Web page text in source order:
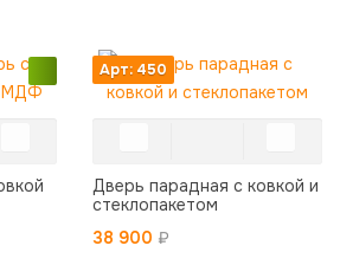
Арт: 450
Дверь парадная с ковкой и
стеклопакетом
38 900 ₽